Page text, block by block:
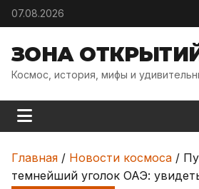
Skip to content
07.08.2026
ЗОНА
Космос, история, мифы и
Главная / Новости космоса /
темнейший уголок ОАЭ: